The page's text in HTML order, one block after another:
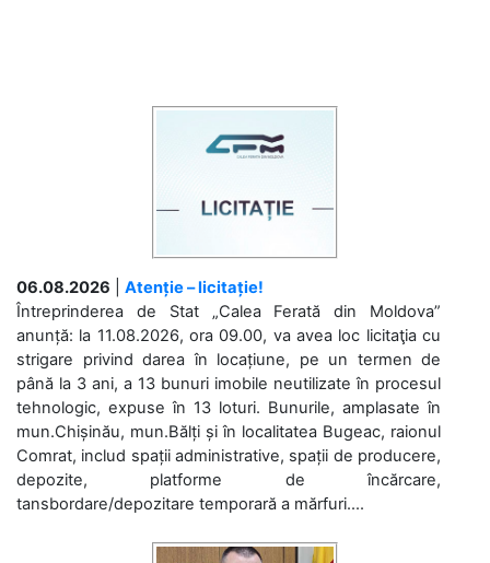
06.08.2026
Atenție – licitație!
Întreprinderea de Stat „Calea Ferată din Moldova”
anunță: la 11.08.2026, ora 09.00, va avea loc licitaţia cu
strigare privind darea în locațiune, pe un termen de
până la 3 ani, a 13 bunuri imobile neutilizate în procesul
tehnologic, expuse în 13 loturi. Bunurile, amplasate în
mun.Chișinău, mun.Bălți și în localitatea Bugeac, raionul
Comrat, includ spații administrative, spații de producere,
depozite, platforme de încărcare,
tansbordare/depozitare temporară a mărfuri....